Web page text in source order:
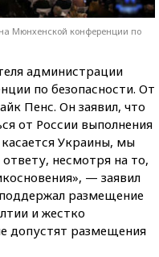
Мюнхенской конференции по
администрации
по безопасности. От
Пенс. Он заявил, что
от России выполнения
Украины, мы
несмотря на то,
— заявил
размещение
и жестко
допустят размещения